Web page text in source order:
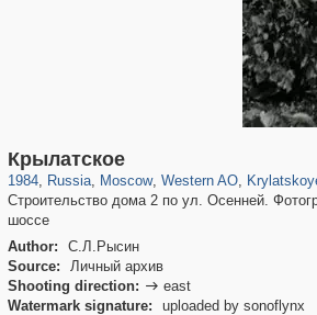
Крылатское
1984, Russia
1,406,906
, Moscow
319,861 8,286
, Western AO
27,129
,
Строительство дома 2 по ул. Осенней.
шоссе
Author:
С.Л.Рысин
Source:
Личный архив
Shooting direction:  east
Watermark signature:
uploaded by sonoflynx